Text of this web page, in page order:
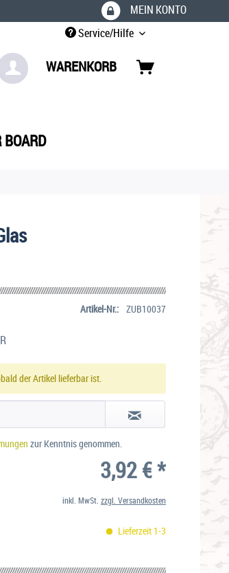
MEIN KONTO
Service/Hilfe
WARENKORB
BOARD
Artikel-Nr.: ZUB10037
der Artikel lieferbar ist.
zur Kenntnis genommen.
3,92 € *
inkl. MwSt. zzgl. Versandkosten
Lieferzeit 1-3